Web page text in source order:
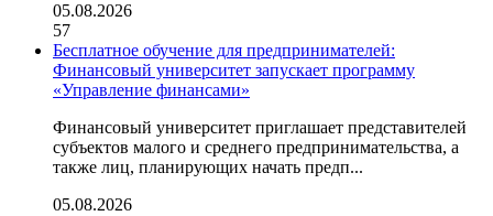
05.08.2026
57
Бесплатное обучение для предпринимателей:
Финансовый университет запускает программу
«Управление финансами»
Финансовый университет приглашает представителей
субъектов малого и среднего предпринимательства, а
также лиц, планирующих начать предп...
05.08.2026